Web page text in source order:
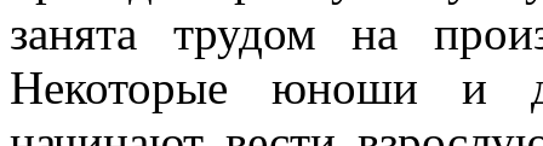
занята трудом на
Некоторые юноши и